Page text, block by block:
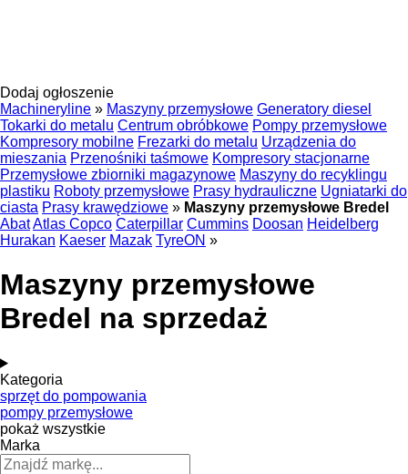
Dodaj ogłoszenie
Machineryline » Maszyny przemysłowe Generatory diesel
Tokarki do metalu Centrum obróbkowe Pompy przemysłowe
Kompresory mobilne Frezarki do metalu Urządzenia do
mieszania Przenośniki taśmowe Kompresory stacjonarne
Przemysłowe zbiorniki magazynowe Maszyny do recyklingu
plastiku Roboty przemysłowe Prasy hydrauliczne Ugniatarki do
ciasta Prasy krawędziowe » Maszyny przemysłowe Bredel
AbatAtlas Copco Caterpillar Cummins Doosan Heidelberg
Hurakan Kaeser Mazak TyreON »
Maszyny przemysłowe
Bredel na sprzedaż
Kategoria
sprzęt do pompowania
pompy przemysłowe
pokaż wszystkie
Marka